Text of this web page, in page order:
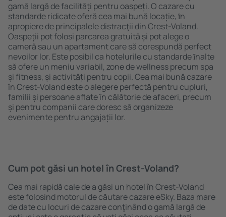
gamă largă de facilități pentru oaspeți. O cazare cu
standarde ridicate oferă cea mai bună locație, ȋn
apropiere de principalele distracţii din Crest-Voland.
Oaspeții pot folosi parcarea gratuită și pot alege o
cameră sau un apartament care să corespundă perfect
nevoilor lor. Este posibil ca hotelurile cu standarde ȋnalte
să ofere un meniu variabil, zone de wellness precum spa
și fitness, și activități pentru copii. Cea mai bună cazare
în Crest-Voland este o alegere perfectă pentru cupluri,
familii și persoane aflate în călătorie de afaceri, precum
și pentru companii care doresc să organizeze
evenimente pentru angajații lor.
Cum pot găsi un hotel în Crest-Voland?
Cea mai rapidă cale de a găsi un hotel în Crest-Voland
este folosind motorul de căutare cazare eSky. Baza mare
de date cu locuri de cazare conţinând o gamă largă de